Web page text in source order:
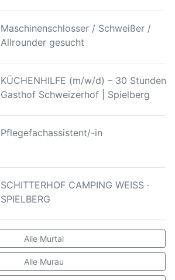
Maschinenschlosser / Schweißer /
Allrounder gesucht
KÜCHENHILFE (m/w/d) – 30 Stunden |
Gasthof Schweizerhof | Spielberg
Pflegefachassistent/-in
SCHITTERHOF CAMPING WEISS ·
SPIELBERG
Alle Murtal
Alle Murau